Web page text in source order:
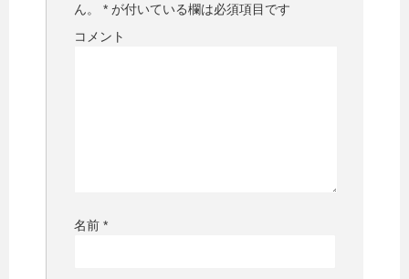
ん。
* が付いている欄は必須項目です
コメント
名前 *